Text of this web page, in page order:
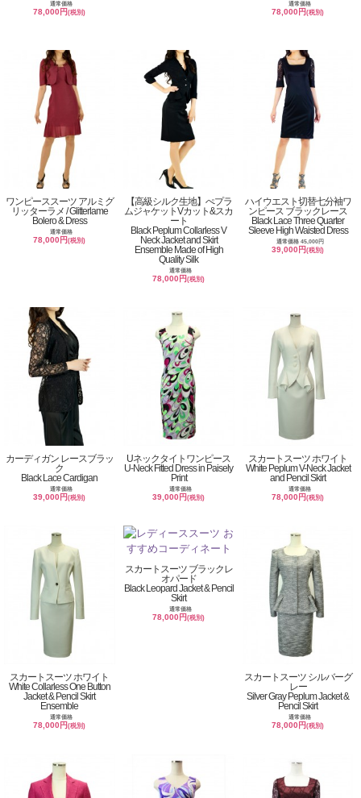
通常価格
78,000円(税別)
通常価格
78,000円(税別)
ワンピーススーツ アルミグ
リッターラメ / Glitterlame
Bolero & Dress
通常価格
78,000円(税別)
【高級シルク生地】ぺプラ
ムジャケットVカット&スカ
ート
Black Peplum Collarless V
Neck Jacket and Skirt
Ensemble Made of High
Quality Silk
通常価格
78,000円(税別)
ハイウエスト切替七分袖ワ
ンピース ブラックレース
Black Lace Three Quarter
Sleeve High Waisted Dress
通常価格 45,000円
39,000円(税別)
カーディガン レースブラッ
ク
Black Lace Cardigan
通常価格
39,000円(税別)
Uネックタイトワンピース
U-Neck Fitted Dress in Paisely
Print
通常価格
39,000円(税別)
スカートスーツ ホワイト
White Peplum V-Neck Jacket
and Pencil Skirt
通常価格
78,000円(税別)
スカートスーツ ホワイト
White Collarless One Button
Jacket & Pencil Skirt
Ensemble
通常価格
78,000円(税別)
スカートスーツ ブラックレ
オパード
Black Leopard Jacket & Pencil
Skirt
通常価格
78,000円(税別)
スカートスーツ シルバーグ
レー
Silver Gray Peplum Jacket &
Pencil Skirt
通常価格
78,000円(税別)